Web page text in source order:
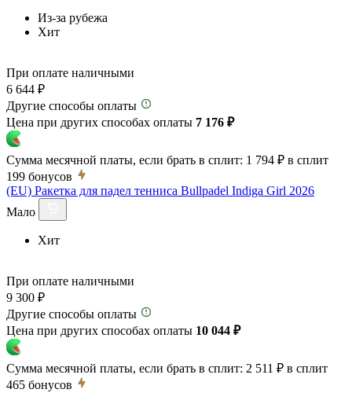
Из-за рубежа
Хит
При оплате наличными
6 644 ₽
Другие способы оплаты
Цена при других способах оплаты 7 176 ₽
Сумма месячной платы, если брать в сплит: 1 794 ₽ в сплит
199 бонусов
(EU) Ракетка для падел тенниса Bullpadel Indiga Girl 2026
Мало
Хит
При оплате наличными
9 300 ₽
Другие способы оплаты
Цена при других способах оплаты 10 044 ₽
Сумма месячной платы, если брать в сплит: 2 511 ₽ в сплит
465 бонусов